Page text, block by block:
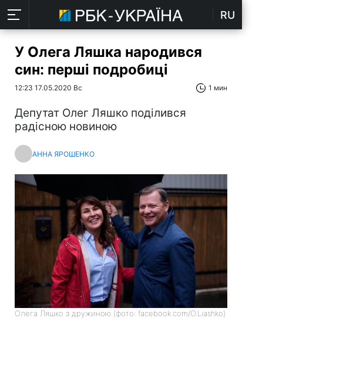
RU
У Олега Ляшка народився
син: перші подробиці
12:23 17.05.2020 Вс 1 мин
Депутат Олег Ляшко поділився
радісною новиною
АННА ЯРОШЕНКО
Олега Ляшко з дружиною (фото: facebook.com/O.Liashko)